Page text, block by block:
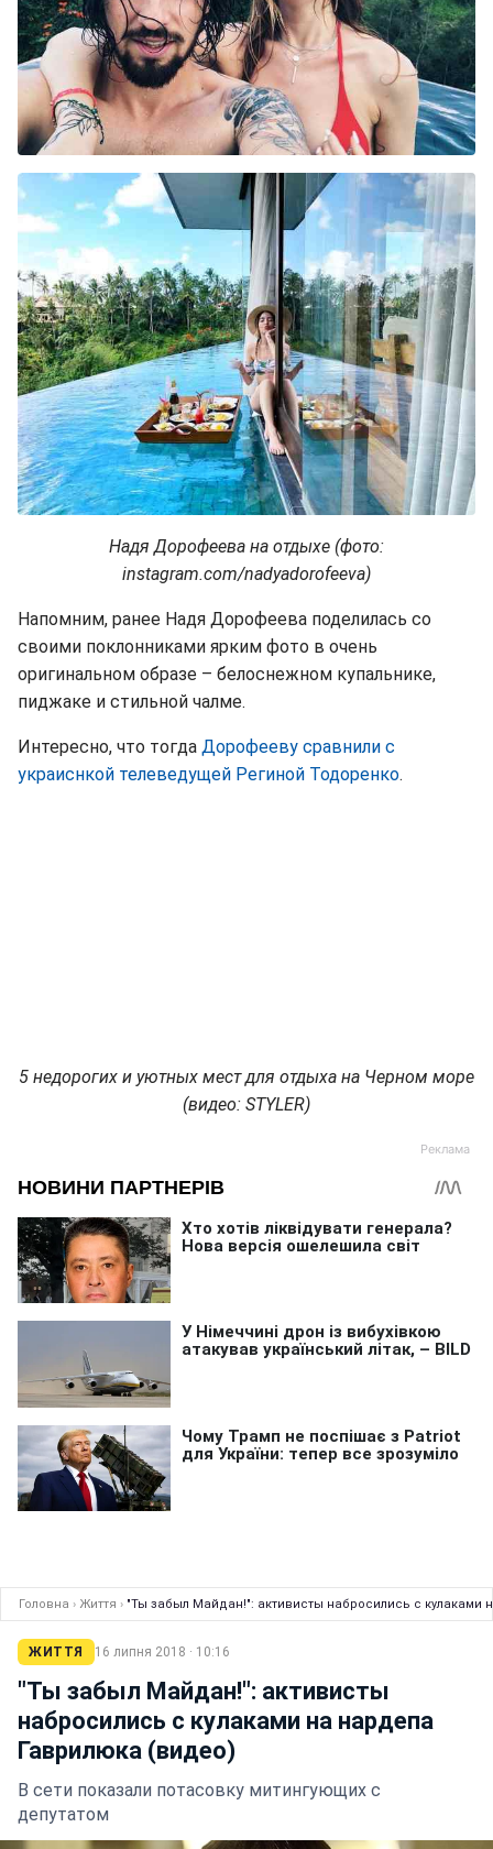
Надя Дорофеева на отдыхе (фото:
instagram.com/nadyadorofeeva)
Напомним, ранее Надя Дорофеева поделилась со
своими поклонниками ярким фото в очень
оригинальном образе – белоснежном купальнике,
пиджаке и стильной чалме.
Интересно, что тогда Дорофееву сравнили с
украиснкой телеведущей Региной Тодоренко.
5 недорогих и уютных мест для отдыха на Черном море
(видео: STYLER)
Головна › Життя › "Ты забыл Майдан!": активисты набросились с кулаками
ЖИТТЯ 16 липня 2018 · 10:16
"Ты забыл Майдан!": активисты
набросились с кулаками на нардепа
Гаврилюка (видео)
В сети показали потасовку митингующих с
депутатом